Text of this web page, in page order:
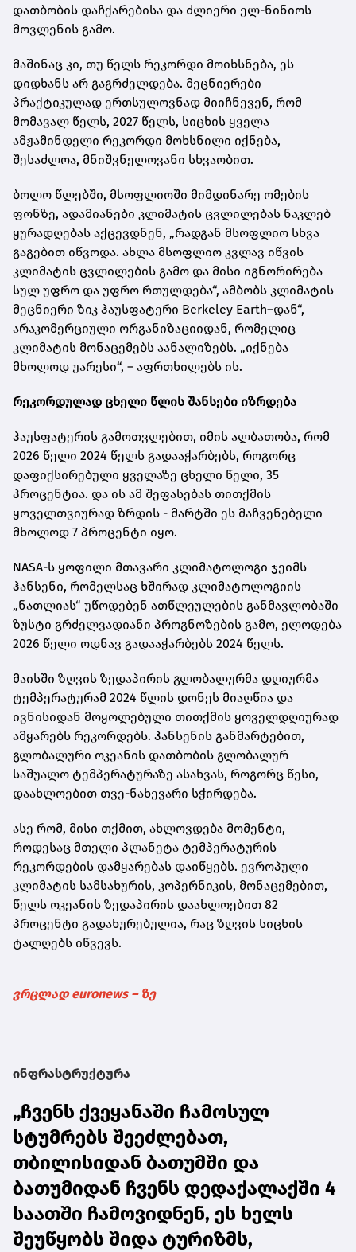
დათბობის დაჩქარებისა და ძლიერი ელ-ნინიოს
მოვლენის გამო.
მაშინაც კი, თუ წელს რეკორდი მოიხსნება, ეს
დიდხანს არ გაგრძელდება. მეცნიერები
პრაქტიკულად ერთსულოვნად მიიჩნევენ, რომ
მომავალ წელს, 2027 წელს, სიცხის ყველა
ამჟამინდელი რეკორდი მოხსნილი იქნება,
შესაძლოა, მნიშვნელოვანი სხვაობით.
ბოლო წლებში, მსოფლიოში მიმდინარე ომების
ფონზე, ადამიანები კლიმატის ცვლილებას ნაკლებ
ყურადღებას აქცევდნენ, „რადგან მსოფლიო სხვა
გაგებით იწვოდა. ახლა მსოფლიო კვლავ იწვის
კლიმატის ცვლილების გამო და მისი იგნორირება
სულ უფრო და უფრო რთულდება“, ამბობს კლიმატის
მეცნიერი ზიკ ჰაუსფატერი Berkeley Earth–დან“,
არაკომერციული ორგანიზაციიდან, რომელიც
კლიმატის მონაცემებს აანალიზებს. „იქნება
მხოლოდ უარესი“, – აფრთხილებს ის.
რეკორდულად ცხელი წლის შანსები იზრდება
ჰაუსფატერის გამოთვლებით, იმის ალბათობა, რომ
2026 წელი 2024 წელს გადააჭარბებს, როგორც
დაფიქსირებული ყველაზე ცხელი წელი, 35
პროცენტია. და ის ამ შეფასებას თითქმის
ყოველთვიურად ზრდის - მარტში ეს მაჩვენებელი
მხოლოდ 7 პროცენტი იყო.
NASA-ს ყოფილი მთავარი კლიმატოლოგი ჯეიმს
ჰანსენი, რომელსაც ხშირად კლიმატოლოგიის
„ნათლიას“ უწოდებენ ათწლეულების განმავლობაში
ზუსტი გრძელვადიანი პროგნოზების გამო, ელოდება
2026 წელი ოდნავ გადააჭარბებს 2024 წელს.
მაისში ზღვის ზედაპირის გლობალურმა დღიურმა
ტემპერატურამ 2024 წლის დონეს მიაღწია და
ივნისიდან მოყოლებული თითქმის ყოველდღიურად
ამყარებს რეკორდებს. ჰანსენის განმარტებით,
გლობალური ოკეანის დათბობის გლობალურ
საშუალო ტემპერატურაზე ასახვას, როგორც წესი,
დაახლოებით თვე-ნახევარი სჭირდება.
ასე რომ, მისი თქმით, ახლოვდება მომენტი,
როდესაც მთელი პლანეტა ტემპერატურის
რეკორდების დამყარებას დაიწყებს. ევროპული
კლიმატის სამსახურის, კოპერნიკის, მონაცემებით,
წელს ოკეანის ზედაპირის დაახლოებით 82
პროცენტი გადახურებულია, რაც ზღვის სიცხის
ტალღებს იწვევს.
ვრცლად euronews – ზე
ინფრასტრუქტურა
„ჩვენს ქვეყანაში ჩამოსულ
სტუმრებს შეეძლებათ,
თბილისიდან ბათუმში და
ბათუმიდან ჩვენს დედაქალაქში 4
საათში ჩამოვიდნენ, ეს ხელს
შეუწყობს შიდა ტურიზმს,